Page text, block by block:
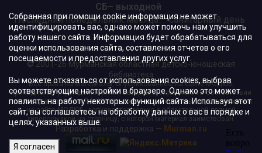
СБ– выходной
Последний понедельник месяца – санитарный день
© 2001-26 Мурманская областная детско-юношеская
библиотека
Все права на материалы, опубликованные на сайте МОДЮБ,
принадлежат учреждению и/или авторам и охраняются в соответствии
с законодательством РФ. Использование материалов, опубликованных
на сайте МОДЮБ, допускается только с обязательной прямой
гиперссылкой на страницу, с которой материал заимствован.
Разработка и поддержка — Murman.ru
Собранная при помощи cookie информация не может
идентифицировать вас, однако может помочь нам улучшить
работу нашего сайта. Информация будет обрабатываться для
оценки использования сайта, составления отчетов о его
посещаемости и предоставления других услуг.
Вы можете отказаться от использования cookies, выбрав
соответствующие настройки в браузере. Однако это может
повлиять на работу некоторых функций сайта. Используя этот
сайт, вы соглашаетесь на обработку данных о вас в порядке и
целях, указанных выше.
Я согласен